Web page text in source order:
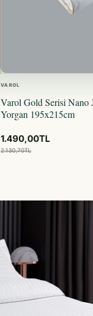
VAROL
Varol Gold Serisi
Yorgan 195x215cm
1.490,00TL
2.130,70TL